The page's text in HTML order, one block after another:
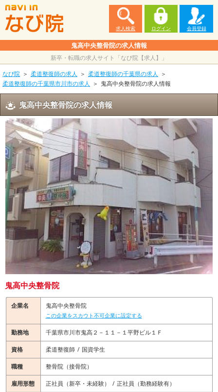
求人検索 ログイン 会員登録
鬼高中央整骨院の求人情報
新卒・転職の求人サイト「なび院【求人】」
なび院
柔道整復師の求人
柔道整復師の千葉県の求人
柔道整復師の千葉県市川市の求人
鬼高中央整骨院の求人情報
鬼高中央整骨院の求人情報
鬼高中央整骨院
企業名 鬼高中央整骨院
この企業をスカウト不可企業に設定する
勤務地 千葉県市川市鬼高２－１１－１平野ビル１Ｆ
資格 柔道整復師 国資学生
職種 整骨院（接骨院）
雇用形態 正社員（新卒・未経験） 正社員（勤務経験有）